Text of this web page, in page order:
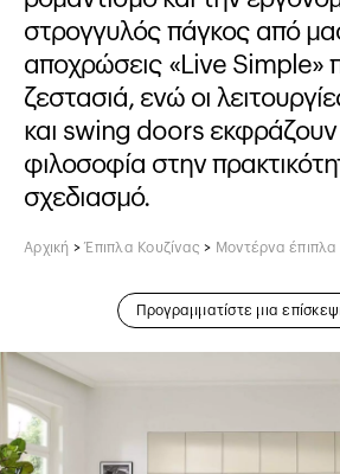
στρογγυλός πάγκος από
αποχρώσεις «Live Simple»
ζεστασιά, ενώ οι
και swing doors εκφράζουν
φιλοσοφία στην
σχεδιασμό.
Αρχική >Έπιπλα Κουζίνας > Μοντέρνα έπιπλα
Προγραμματίστε μια